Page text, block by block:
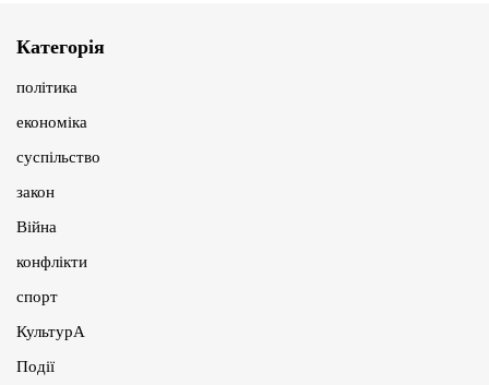
Категорія
політика
економіка
суспільство
закон
Війна
конфлікти
спорт
КультурА
Події